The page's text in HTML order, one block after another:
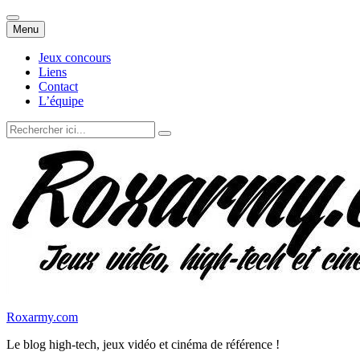
Menu Aller
au
contenu
Jeux concours
Liens
Contact
L’équipe
Recherche
pour
Roxarmy.com
Le blog high-tech, jeux vidéo et cinéma de référence !